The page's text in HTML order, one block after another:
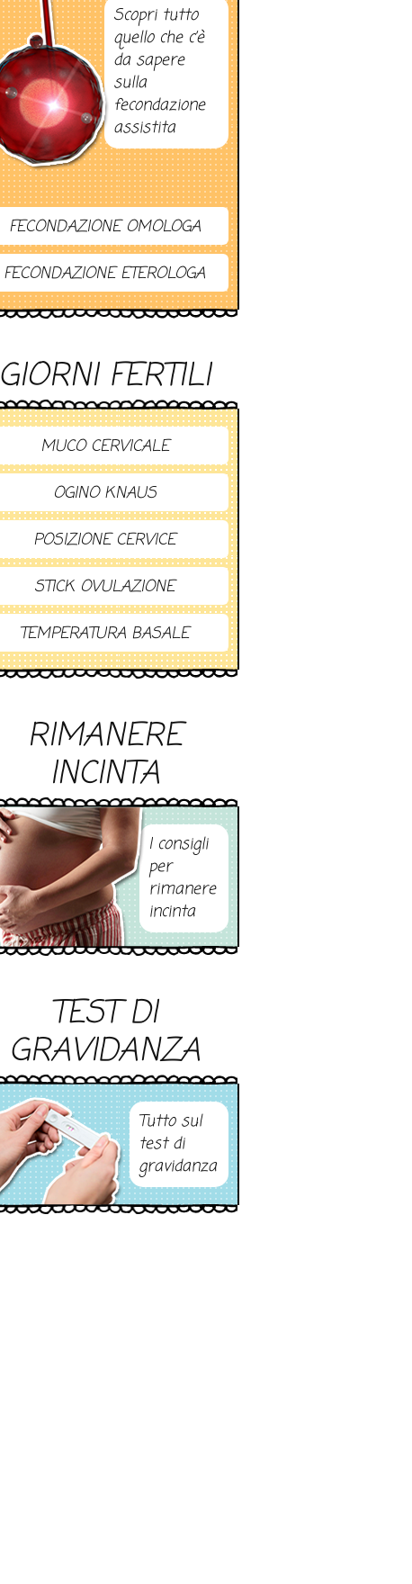
Scopri tutto
quello che c’è
da sapere
sulla
fecondazione
assistita
FECONDAZIONE OMOLOGA
FECONDAZIONE ETEROLOGA
GIORNI FERTILI
MUCO CERVICALE
OGINO KNAUS
POSIZIONE CERVICE
STICK OVULAZIONE
TEMPERATURA BASALE
RIMANERE
INCINTA
I consigli
per
rimanere
incinta
TEST DI
GRAVIDANZA
Tutto sul
test di
gravidanza